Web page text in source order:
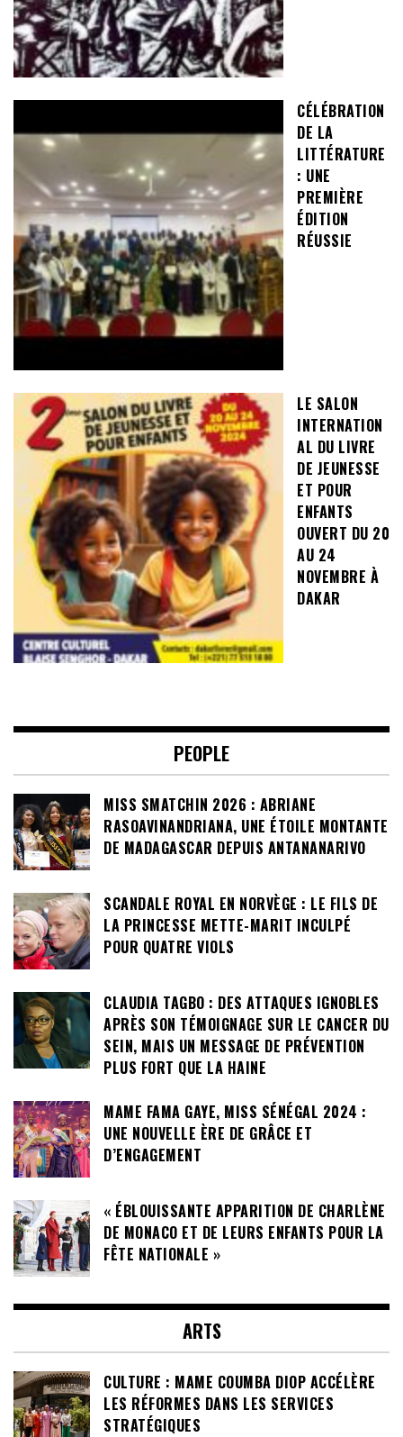
CÉLÉBRATION
DE LA
LITTÉRATURE
: UNE
PREMIÈRE
ÉDITION
RÉUSSIE
LE SALON
INTERNATION
AL DU LIVRE
DE JEUNESSE
ET POUR
ENFANTS
OUVERT DU 20
AU 24
NOVEMBRE À
DAKAR
PEOPLE
MISS SMATCHIN 2026 : ABRIANE
RASOAVINANDRIANA, UNE ÉTOILE MONTANTE
DE MADAGASCAR DEPUIS ANTANANARIVO
SCANDALE ROYAL EN NORVÈGE : LE FILS DE
LA PRINCESSE METTE-MARIT INCULPÉ
POUR QUATRE VIOLS
CLAUDIA TAGBO : DES ATTAQUES IGNOBLES
APRÈS SON TÉMOIGNAGE SUR LE CANCER DU
SEIN, MAIS UN MESSAGE DE PRÉVENTION
PLUS FORT QUE LA HAINE
MAME FAMA GAYE, MISS SÉNÉGAL 2024 :
UNE NOUVELLE ÈRE DE GRÂCE ET
D’ENGAGEMENT
« ÉBLOUISSANTE APPARITION DE CHARLÈNE
DE MONACO ET DE LEURS ENFANTS POUR LA
FÊTE NATIONALE »
ARTS
CULTURE : MAME COUMBA DIOP ACCÉLÈRE
LES RÉFORMES DANS LES SERVICES
STRATÉGIQUES